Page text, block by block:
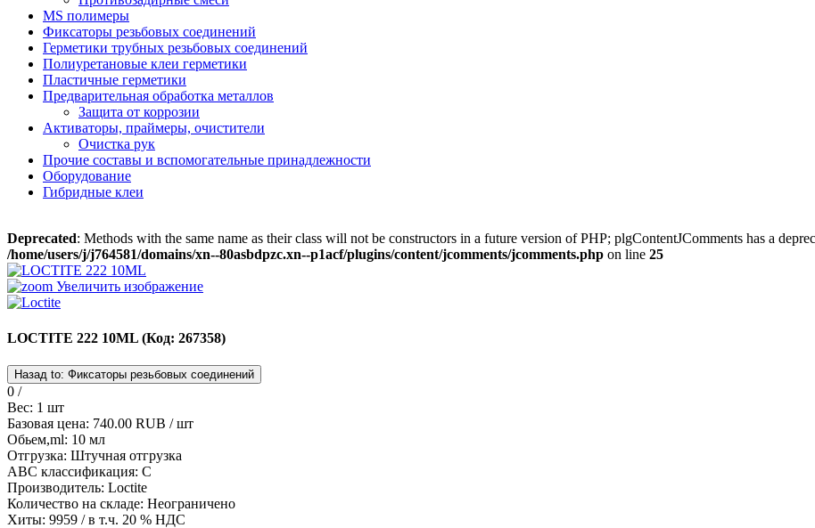
MS полимеры
Фиксаторы резьбовых соединений
Герметики трубных резьбовых соединений
Полиуретановые клеи герметики
Пластичные герметики
Предварительная обработка металлов
Защита от коррозии
Активаторы, праймеры, очистители
Очистка рук
Прочие составы и вспомогательные принадлежности
Оборудование
Гибридные клеи
Deprecated: Methods with the same name as their class will not be constructors in a future version of PHP; plgContentJComments has a
/home/users/j/j764581/domains/xn--80asbdpzc.xn--p1acf/plugins/content/jcomments/jcomments.php on line 25
Увеличить изображение
LOCTITE 222 10ML (Код: 267358)
0 /
Вес: 1 шт
Базовая цена: 740.00 RUB / шт
Обьем,ml: 10 мл
Отгрузка: Штучная отгрузка
АBС классификация: C
Производитель: Loctite
Количество на складе: Неограничено
Хиты: 9959 / в т.ч. 20 % НДС